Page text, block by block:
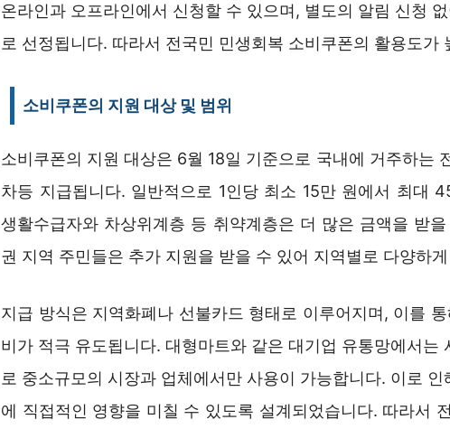
온라인과 오프라인에서 신청할 수 있으며, 별도의 알림 신청
로 선정됩니다. 따라서 전국민 민생회복 소비쿠폰의 활용도가
소비쿠폰의 지원 대상 및 범위
소비쿠폰의 지원 대상은 6월 18일 기준으로 국내에 거주하는
차등 지급됩니다. 일반적으로 1인당 최소 15만 원에서 최대
생활수급자와 차상위계층 등 취약계층은 더 많은 금액을 받
권 지역 주민들은 추가 지원을 받을 수 있어 지역별로 다양하
지급 방식은 지역화폐나 선불카드 형태로 이루어지며, 이를
비가 적극 유도됩니다. 대형마트와 같은 대기업 유통망에서는
로 중소규모의 시장과 업체에서만 사용이 가능합니다. 이로
에 직접적인 영향을 미칠 수 있도록 설계되었습니다. 따라서